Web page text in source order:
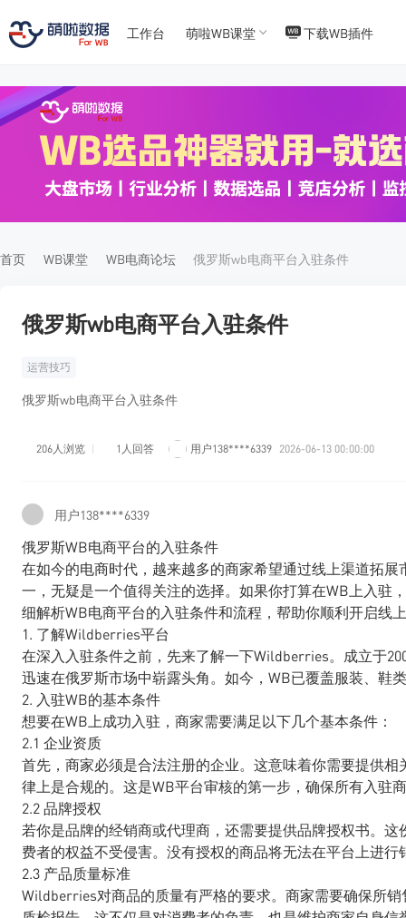
45
工作台 萌啦WB课堂 下载WB插件
首页 WB课堂 WB电商论坛 俄罗斯wb电商平台入驻条件
俄罗斯wb电商平台入驻条件
运营技巧
俄罗斯wb电商平台入驻条件
206人浏览 1人回答 用户138****6339 2026-06-13 00:00:00
用户138****6339
俄罗斯WB电商平台的入驻条件
在如今的电商时代，越来越多的商家希望通过线上渠道拓
一，无疑是一个值得关注的选择。如果你打算在WB上入驻
细解析WB电商平台的入驻条件和流程，帮助你顺利开启线
1. 了解Wildberries平台
在深入入驻条件之前，先来了解一下Wildberries。成立于
迅速在俄罗斯市场中崭露头角。如今，WB已覆盖服装、鞋
2. 入驻WB的基本条件
想要在WB上成功入驻，商家需要满足以下几个基本条件：
2.1 企业资质
首先，商家必须是合法注册的企业。这意味着你需要提供
律上是合规的。这是WB平台审核的第一步，确保所有入驻
2.2 品牌授权
若你是品牌的经销商或代理商，还需要提供品牌授权书。
费者的权益不受侵害。没有授权的商品将无法在平台上进行
2.3 产品质量标准
Wildberries对商品的质量有严格的要求。商家需要确保所